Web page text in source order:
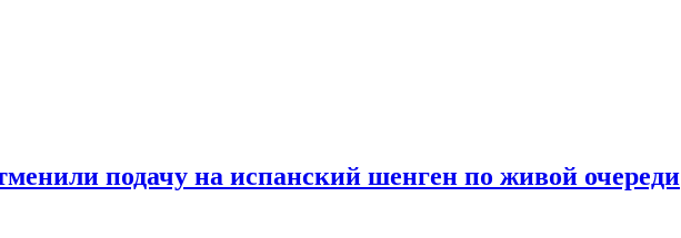
подачу на испанский шенген по живой очереди